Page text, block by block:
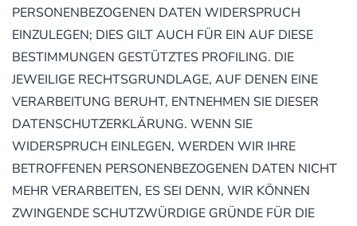
PERSONENBEZOGENEN DATEN WIDERSPRUCH
EINZULEGEN; DIES GILT AUCH FÜR EIN AUF DIESE
BESTIMMUNGEN GESTÜTZTES PROFILING. DIE
JEWEILIGE RECHTSGRUNDLAGE, AUF DENEN EINE
VERARBEITUNG BERUHT, ENTNEHMEN SIE DIESER
DATENSCHUTZERKLÄRUNG. WENN SIE
WIDERSPRUCH EINLEGEN, WERDEN WIR IHRE
BETROFFENEN PERSONENBEZOGENEN DATEN NICHT
MEHR VERARBEITEN, ES SEI DENN, WIR KÖNNEN
ZWINGENDE SCHUTZWÜRDIGE GRÜNDE FÜR DIE